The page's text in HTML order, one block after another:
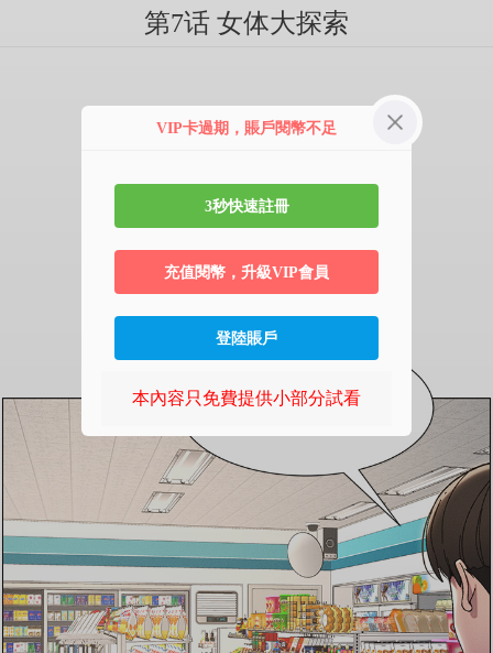
第7话 女体大探索
VIP卡過期，賬戶閱幣不足
3秒快速註冊
充值閱幣，升級VIP會員
登陸賬戶
本內容只免費提供小部分試看